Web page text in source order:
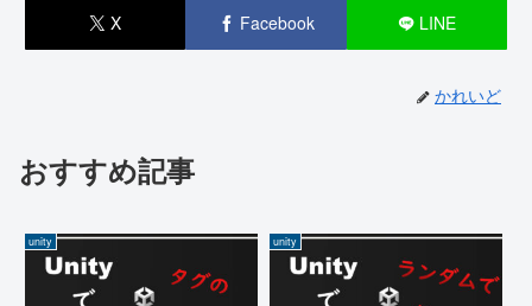
X Facebook LINE
かれいど
おすすめ記事
unity unity